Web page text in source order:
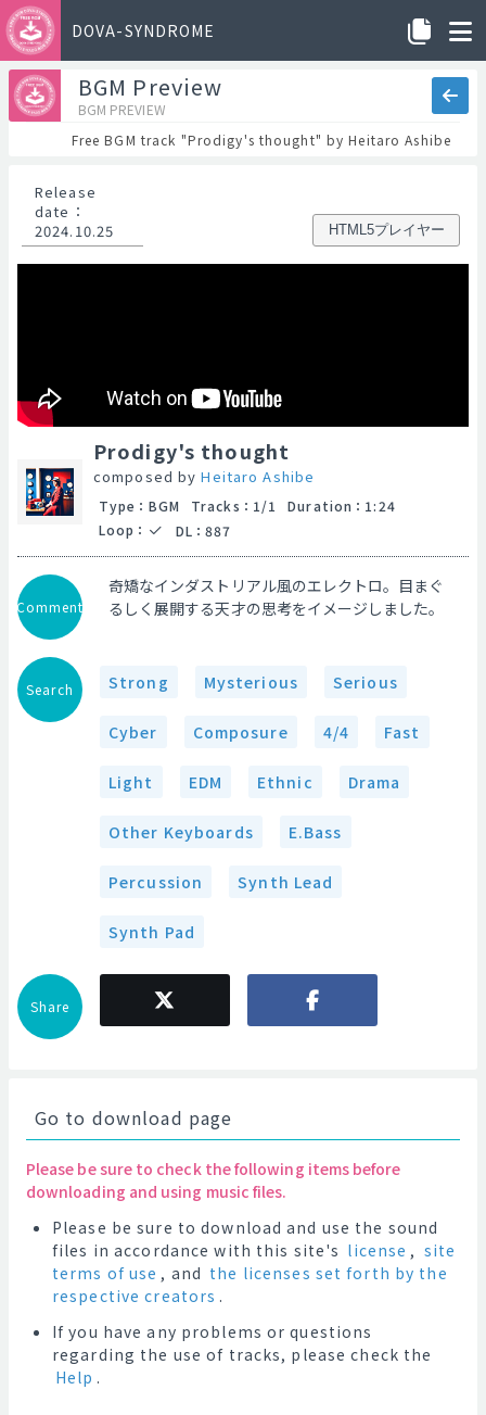
DOVA-SYNDROME
BGM Preview
BGM PREVIEW
Free BGM track "Prodigy's thought" by Heitaro Ashibe
Release
date ：
2024.10.25
HTML5プレイヤー
Prodigy's thought
composed byHeitaro Ashibe
Type ： BGM Tracks ： 1/1 Duration ： 1:24
Loop ： DL ： 887
Comment
奇矯なインダストリアル風のエレクトロ。目まぐ
るしく展開する天才の思考をイメージしました。
Search Strong Mysterious Serious
Cyber Composure 4/4 Fast
Light EDM Ethnic Drama
Other Keyboards E.Bass
Percussion Synth Lead
Synth Pad
Share
Go to download page
Please be sure to check the following items before
downloading and using music files.
Please be sure to download and use the sound
files in accordance with this site's license , site
terms of use , and the licenses set forth by the
respective creators .
If you have any problems or questions
regarding the use of tracks, please check the
Help .